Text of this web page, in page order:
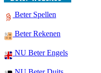
Beter Spellen
Beter Rekenen
NU Beter Engels